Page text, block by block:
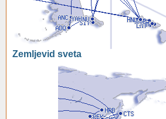
Zemljevid sveta